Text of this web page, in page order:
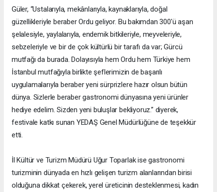
Güler, “Ustalarıyla, mekânlarıyla, kaynaklarıyla, doğal
güzellikleriyle beraber Ordu geliyor. Bu bakımdan 300'ü aşan
şelalesiyle, yaylalarıyla, endemik bitkileriyle, meyveleriyle,
sebzeleriyle ve bir de çok kültürlü bir tarafı da var; Gürcü
mutfağı da burada. Dolayısıyla hem Ordu hem Türkiye hem
İstanbul mutfağıyla birlikte şeflerimizin de başarılı
uygulamalarıyla beraber yeni sürprizlere hazır olsun bütün
dünya. Sizlerle beraber gastronomi dünyasına yeni ürünler
hediye edelim. Sizden yeni buluşlar bekliyoruz.” diyerek,
festivale katkı sunan YEDAŞ Genel Müdürlüğüne de teşekkür
etti.
İl Kültür ve Turizm Müdürü Uğur Toparlak ise gastronomi
turizminin dünyada en hızlı gelişen turizm alanlarından birisi
olduğuna dikkat çekerek, yerel üreticinin desteklenmesi, kadın